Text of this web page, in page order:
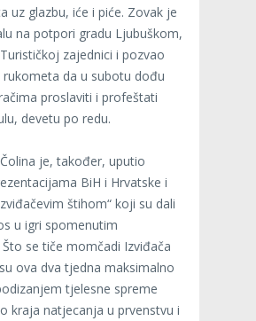
uz glazbu, iće i piće. Zovak je
na potpori gradu Ljubuškom,
zajednici i pozvao
rukometa da u subotu dođu
proslaviti i profeštati
devetu po redu.
je, također, uputio
BiH i Hrvatske i
štihom“ koji su dali
u igri spomenutim
se tiče momčadi Izviđača
ova dva tjedna maksimalno
tjelesne spreme
kraja natjecanja u prvenstvu i